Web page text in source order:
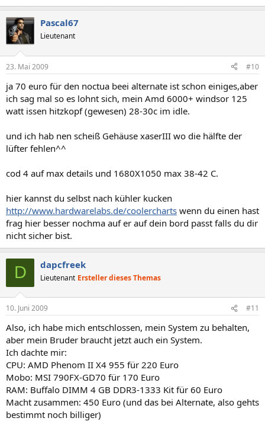
Pascal67
Lieutenant
23. Mai 2009 #10
ja 70 euro für den noctua beei alternate ist schon einiges,aber
ich sag mal so es lohnt sich, mein Amd 6000+ windsor 125
watt issen hitzkopf (gewesen) 28-30c im idle.
und ich hab nen scheiß Gehäuse xaserIII wo die hälfte der
lüfter fehlen^^
cod 4 auf max details und 1680X1050 max 38-42 C.
hier kannst du selbst nach kühler kucken
http://www.hardwarelabs.de/coolercharts wenn du einen hast
frag hier besser nochma auf er auf dein bord passt falls du dir
nicht sicher bist.
D dapcfreek
Lieutenant Ersteller dieses Themas
10. Juni 2009 #11
Also, ich habe mich entschlossen, mein System zu behalten,
aber mein Bruder braucht jetzt auch ein System.
Ich dachte mir:
CPU: AMD Phenom II X4 955 für 220 Euro
Mobo: MSI 790FX-GD70 für 170 Euro
RAM: Buffalo DIMM 4 GB DDR3-1333 Kit für 60 Euro
Macht zusammen: 450 Euro (und das bei Alternate, also gehts
bestimmt noch billiger)